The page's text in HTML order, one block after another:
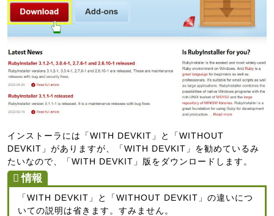
インストーラには「WITH DEVKIT」と「WITHOUT
DEVKIT」がありますが、「WITH DEVKIT」を勧めているみ
たいなので、「WITH DEVKIT」版をダウンロードします。
「WITH DEVKIT」と「WITHOUT DEVKIT」の違いにつ
いての説明は省きます。すみません。